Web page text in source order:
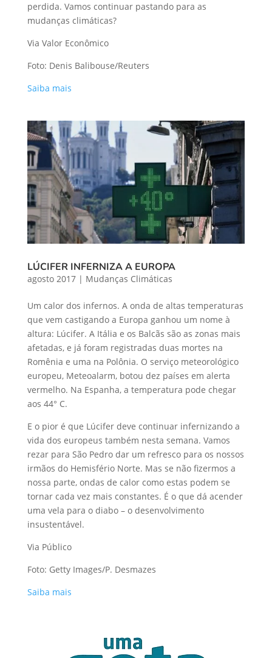
perdida. Vamos continuar pastando para as
mudanças climáticas?
Via Valor Econômico
Foto: Denis Balibouse/Reuters
Saiba mais
LÚCIFER INFERNIZA A EUROPA
agosto 2017| Mudanças Climáticas
Um calor dos infernos. A onda de altas temperaturas
que vem castigando a Europa ganhou um nome à
altura: Lúcifer. A Itália e os Balcãs são as zonas mais
afetadas, e já foram registradas duas mortes na
Romênia e uma na Polônia. O serviço meteorológico
europeu, Meteoalarm, botou dez países em alerta
vermelho. Na Espanha, a temperatura pode chegar
aos 44° C.
E o pior é que Lúcifer deve continuar infernizando a
vida dos europeus também nesta semana. Vamos
rezar para São Pedro dar um refresco para os nossos
irmãos do Hemisfério Norte. Mas se não fizermos a
nossa parte, ondas de calor como estas podem se
tornar cada vez mais constantes. É o que dá acender
uma vela para o diabo – o desenvolvimento
insustentável.
Via Público
Foto: Getty Images/P. Desmazes
Saiba mais